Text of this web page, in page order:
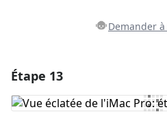
Demander à
Ajouter un commentaire
Étape 13